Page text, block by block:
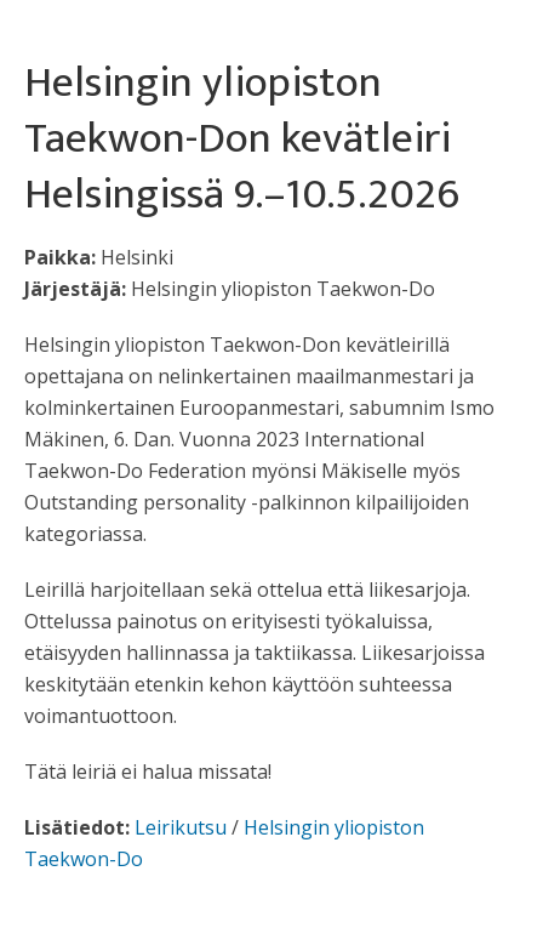
Helsingin yliopiston
Taekwon-Don kevätleiri
Helsingissä 9.–10.5.2026
Paikka: Helsinki
Järjestäjä: Helsingin yliopiston Taekwon-Do
Helsingin yliopiston Taekwon-Don kevätleirillä
opettajana on nelinkertainen maailmanmestari ja
kolminkertainen Euroopanmestari, sabumnim Ismo
Mäkinen, 6. Dan. Vuonna 2023 International
Taekwon-Do Federation myönsi Mäkiselle myös
Outstanding personality -palkinnon kilpailijoiden
kategoriassa.
Leirillä harjoitellaan sekä ottelua että liikesarjoja.
Ottelussa painotus on erityisesti työkaluissa,
etäisyyden hallinnassa ja taktiikassa. Liikesarjoissa
keskitytään etenkin kehon käyttöön suhteessa
voimantuottoon.
Tätä leiriä ei halua missata!
Lisätiedot: Leirikutsu / Helsingin yliopiston
Taekwon-Do